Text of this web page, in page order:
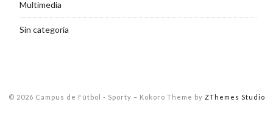
Multimedia
Sin categoría
© 2026 Campus de Fútbol - Sporty – Kokoro Theme by ZThemes Studio